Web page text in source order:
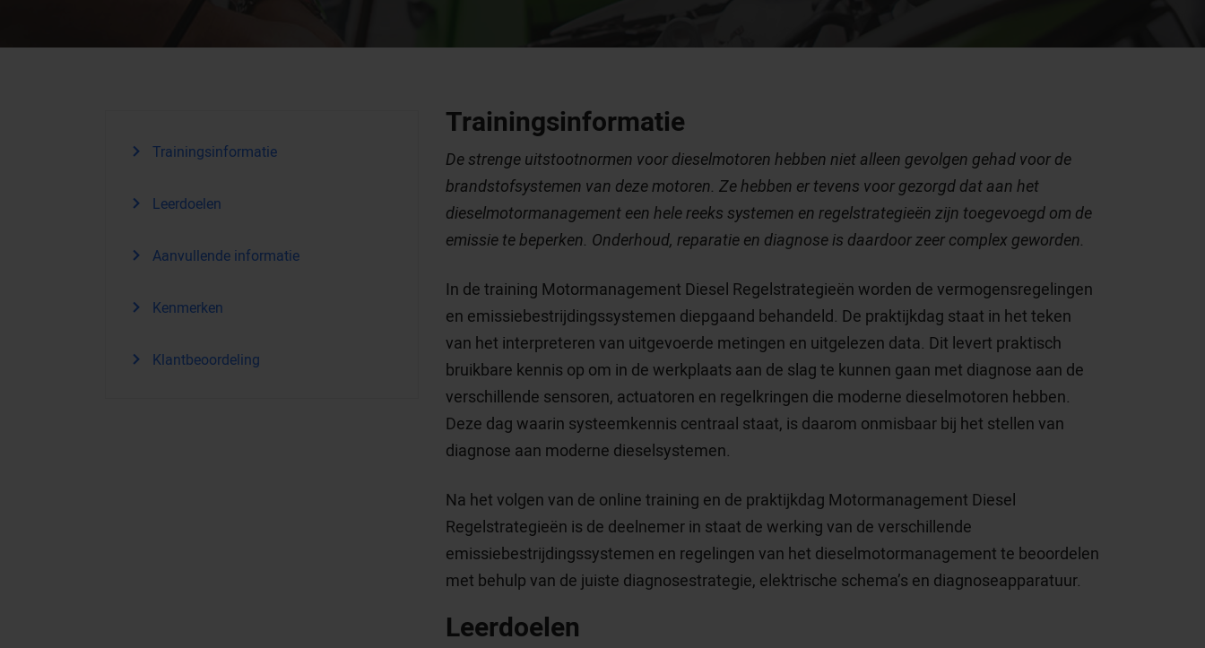
Trainingsinformatie
Leerdoelen
Aanvullende informatie
Kenmerken
Klantbeoordeling
Trainingsinformatie
De strenge uitstootnormen voor dieselmotoren hebben niet alleen gevolgen gehad voor de
brandstofsystemen van deze motoren. Ze hebben er tevens voor gezorgd dat aan het
dieselmotormanagement een hele reeks systemen en regelstrategieën zijn toegevoegd om de
emissie te beperken. Onderhoud, reparatie en diagnose is daardoor zeer complex geworden.
In de training Motormanagement Diesel Regelstrategieën worden de vermogensregelingen
en emissiebestrijdingssystemen diepgaand behandeld. De praktijkdag staat in het teken
van het interpreteren van uitgevoerde metingen en uitgelezen data. Dit levert praktisch
bruikbare kennis op om in de werkplaats aan de slag te kunnen gaan met diagnose aan de
verschillende sensoren, actuatoren en regelkringen die moderne dieselmotoren hebben.
Deze dag waarin systeemkennis centraal staat, is daarom onmisbaar bij het stellen van
diagnose aan moderne dieselsystemen.
Na het volgen van de online training en de praktijkdag Motormanagement Diesel
Regelstrategieën is de deelnemer in staat de werking van de verschillende
emissiebestrijdingssystemen en regelingen van het dieselmotormanagement te beoordelen
met behulp van de juiste diagnosestrategie, elektrische schema’s en diagnoseapparatuur.
Leerdoelen